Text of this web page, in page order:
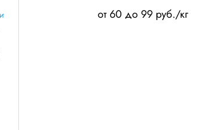
от 60 до 99 руб./кг